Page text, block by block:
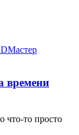
Мастер
времени
то просто